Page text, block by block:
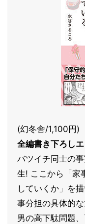
(幻冬舎/1,100円)
全編書き下ろし
バツイチ同士の
生! ここから「家
していくか」を
事分担の具体的
男の高下駄問題